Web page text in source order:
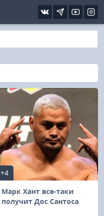
+4
Марк Хант все-таки
получит Дос Сантоса